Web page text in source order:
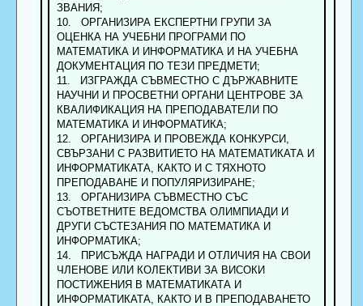
ЗВАНИЯ;
10. ОРГАНИЗИРА ЕКСПЕРТНИ ГРУПИ ЗА
ОЦЕНКА НА УЧЕБНИ ПРОГРАМИ ПО
МАТЕМАТИКА И ИНФОРМАТИКА И НА УЧЕБНА
ДОКУМЕНТАЦИЯ ПО ТЕЗИ ПРЕДМЕТИ;
11. ИЗГРАЖДА СЪВМЕСТНО С ДЪРЖАВНИТЕ
НАУЧНИ И ПРОСВЕТНИ ОРГАНИ ЦЕНТРОВЕ ЗА
КВАЛИФИКАЦИЯ НА ПРЕПОДАВАТЕЛИ ПО
МАТЕМАТИКА И ИНФОРМАТИКА;
12. ОРГАНИЗИРА И ПРОВЕЖДА КОНКУРСИ,
СВЪРЗАНИ С РАЗВИТИЕТО НА МАТЕМАТИКАТА И
ИНФОРМАТИКАТА, КАКТО И С ТЯХНОТО
ПРЕПОДАВАНЕ И ПОПУЛЯРИЗИРАНЕ;
13. ОРГАНИЗИРА СЪВМЕСТНО СЪС
СЪОТВЕТНИТЕ ВЕДОМСТВА ОЛИМПИАДИ И
ДРУГИ СЪСТЕЗАНИЯ ПО МАТЕМАТИКА И
ИНФОРМАТИКА;
14. ПРИСЪЖДА НАГРАДИ И ОТЛИЧИЯ НА СВОИ
ЧЛЕНОВЕ ИЛИ КОЛЕКТИВИ ЗА ВИСОКИ
ПОСТИЖЕНИЯ В МАТЕМАТИКАТА И
ИНФОРМАТИКАТА, КАКТО И В ПРЕПОДАВАНЕТО